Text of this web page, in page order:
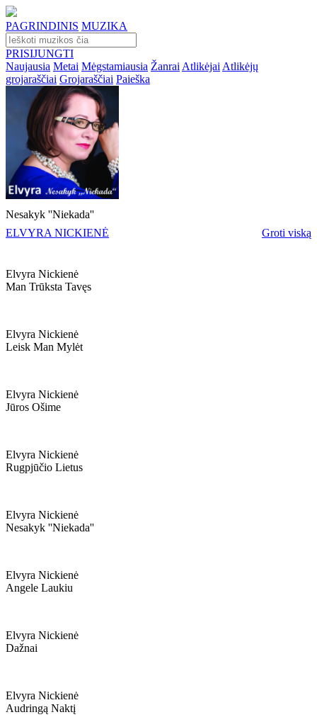
PAGRINDINIS MUZIKA
PRISIJUNGTI
Naujausia Metai Mėgstamiausia Žanrai Atlikėjai Atlikėjų
grojaraščiai Grojaraščiai Paieška
Nesakyk ''Niekada''
ELVYRA NICKIENĖ
Groti viską
Elvyra Nickienė
Man Trūksta Tavęs
Elvyra Nickienė
Leisk Man Mylėt
Elvyra Nickienė
Jūros Ošime
Elvyra Nickienė
Rugpjūčio Lietus
Elvyra Nickienė
Nesakyk ''niekada''
Elvyra Nickienė
Angele Laukiu
Elvyra Nickienė
Dažnai
Elvyra Nickienė
Audringą Naktį